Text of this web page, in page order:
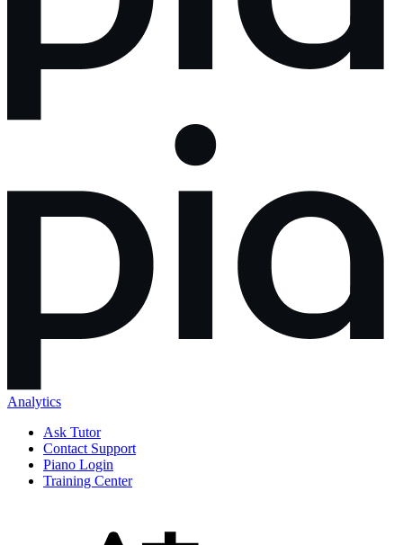
Analytics
Ask Tutor
Contact Support
Piano Login
Training Center